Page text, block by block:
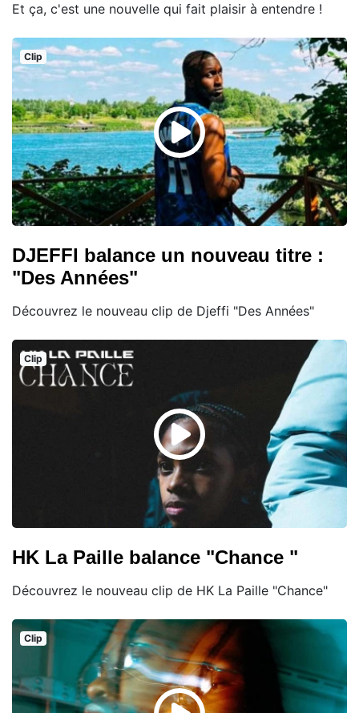
Et ça, c'est une nouvelle qui fait plaisir à entendre !
Clip
DJEFFI balance un nouveau titre :
"Des Années"
Découvrez le nouveau clip de Djeffi "Des Années"
Clip
HK La Paille balance "Chance "
Découvrez le nouveau clip de HK La Paille "Chance"
Clip